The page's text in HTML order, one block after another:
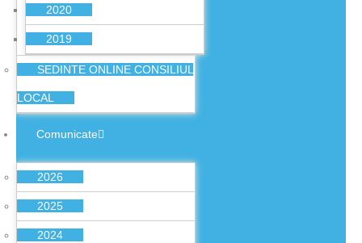
2020
2019
SEDINTE ONLINE CONSILIUL
LOCAL
Comunicate
2026
2025
2024